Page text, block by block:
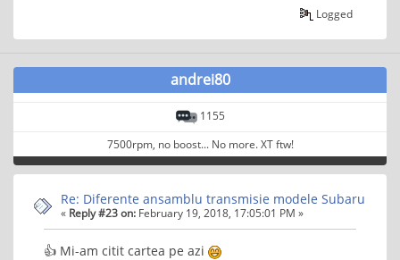
Logged
andrei80
1155
7500rpm, no boost... No more. XT ftw!
Re: Diferente ansamblu transmisie modele Subaru
« Reply #23 on: February 19, 2018, 17:05:01 PM »
👍 Mi-am citit cartea pe azi